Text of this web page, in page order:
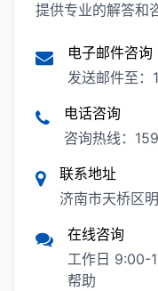
提供专业的解答和
电子邮件咨询
发送邮件至：
电话咨询
咨询热线：
联系地址
济南市天桥区
在线咨询
工作日 9:00-
帮助